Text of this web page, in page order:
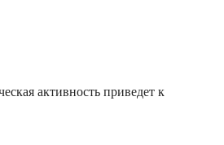
активность приведет к